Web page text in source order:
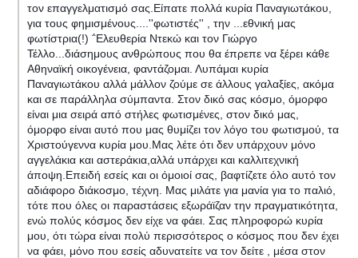
τον επαγγελματισμό σας.Είπατε πολλά κυρία Παναγιωτάκου,
για τους φημισμένους....''φωτιστές'' , την ...εθνική μας
φωτίστρια(!) ΅Ελευθερία Ντεκώ και τον Γιώργο
Τέλλο...διάσημους ανθρώπους που θα έπρεπε να ξέρει κάθε
Αθηναϊκή οικογένεια, φαντάζομαι. Λυπάμαι κυρία
Παναγιωτάκου αλλά μάλλον ζούμε σε άλλους γαλαξίες, ακόμα
και σε παράλληλα σύμπαντα. Στον δικό σας κόσμο, όμορφο
είναι μια σειρά από στήλες φωτισμένες, στον δικό μας,
όμορφο είναι αυτό που μας θυμίζει τον λόγο του φωτισμού, τα
Χριστούγεννα κυρία μου.Μας λέτε ότι δεν υπάρχουν μόνο
αγγελάκια και αστεράκια,αλλά υπάρχει και καλλιτεχνική
άποψη.Επειδή εσείς και οι όμοιοί σας, βαφτίζετε όλο αυτό τον
αδιάφορο διάκοσμο, τέχνη. Μας μιλάτε για μανία για το παλιό,
τότε που όλες οι παραστάσεις εξωράϊζαν την πραγματικότητα,
ενώ πολύς κόσμος δεν είχε να φάει. Σας πληροφορώ κυρία
μου, ότι τώρα είναι πολύ περισσότερος ο κόσμος που δεν έχει
να φάει, μόνο που εσείς αδυνατείτε να τον δείτε , μέσα στον